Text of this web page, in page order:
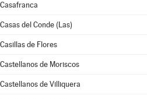
Casafranca
Casas del Conde (Las)
Casillas de Flores
Castellanos de Moriscos
Castellanos de Villiquera